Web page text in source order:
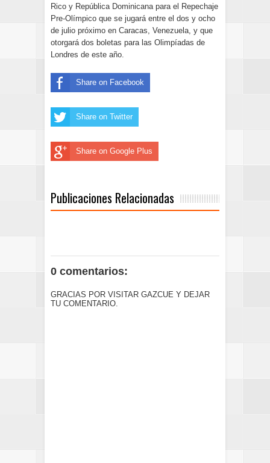
Rico y República Dominicana para el Repechaje
Pre-Olímpico que se jugará entre el dos y ocho
de julio próximo en Caracas, Venezuela, y que
otorgará dos boletas para las Olimpíadas de
Londres de este año.
Share on Facebook
Share on Twitter
Share on Google Plus
Publicaciones Relacionadas
0 comentarios:
GRACIAS POR VISITAR GAZCUE Y DEJAR
TU COMENTARIO.